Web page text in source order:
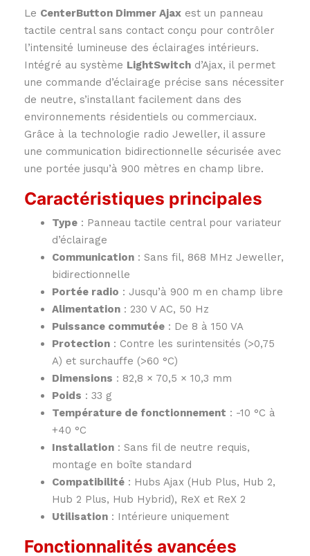
Le CenterButton Dimmer Ajax est un panneau
tactile central sans contact conçu pour contrôler
l’intensité lumineuse des éclairages intérieurs.
Intégré au système LightSwitch d’Ajax, il permet
une commande d’éclairage précise sans nécessiter
de neutre, s’installant facilement dans des
environnements résidentiels ou commerciaux.
Grâce à la technologie radio Jeweller, il assure
une communication bidirectionnelle sécurisée avec
une portée jusqu’à 900 mètres en champ libre.
Caractéristiques principales
Type : Panneau tactile central pour variateur
d’éclairage
Communication : Sans fil, 868 MHz Jeweller,
bidirectionnelle
Portée radio : Jusqu’à 900 m en champ libre
Alimentation : 230 V AC, 50 Hz
Puissance commutée : De 8 à 150 VA
Protection : Contre les surintensités (>0,75
A) et surchauffe (>60 °C)
Dimensions : 82,8 × 70,5 × 10,3 mm
Poids : 33 g
Température de fonctionnement : -10 °C à
+40 °C
Installation : Sans fil de neutre requis,
montage en boîte standard
Compatibilité : Hubs Ajax (Hub Plus, Hub 2,
Hub 2 Plus, Hub Hybrid), ReX et ReX 2
Utilisation : Intérieure uniquement
Fonctionnalités avancées